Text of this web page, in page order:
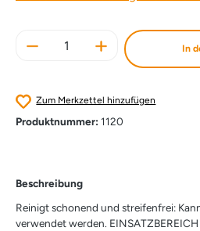
Produkt Anzahl: Gib In
Zum Merkzettel hinzufügen
Produktnummer: 1120
Beschreibung
Reinigt schonend und streifenfrei:
verwendet werden.